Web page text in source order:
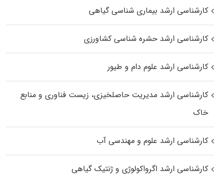
کارشناسی ارشد بیماری‌ شناسی گیاهی
کارشناسی ارشد حشره‌ شناسی کشاورزی
کارشناسی ارشد علوم دام و طیور
کارشناسی ارشد مدیریت حاصلخیزی، زیست فناوری و منابع
خاک
کارشناسی ارشد علوم و مهندسی آب
کارشناسی ارشد اگرواکولوژی و ژنتیک گیاهی